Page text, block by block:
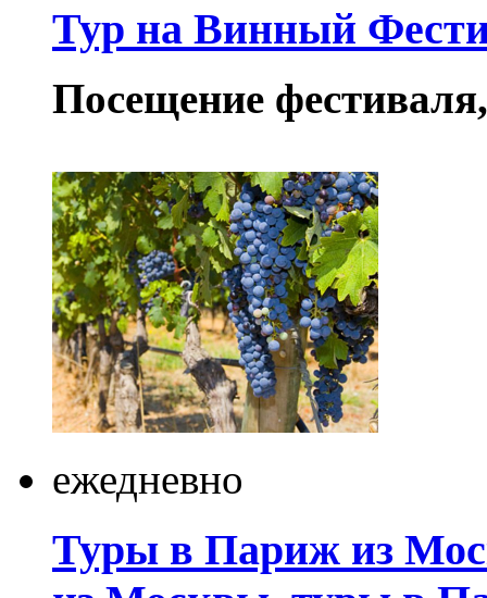
Тур на Винный
Посещение
ежедневно
Туры в Париж из